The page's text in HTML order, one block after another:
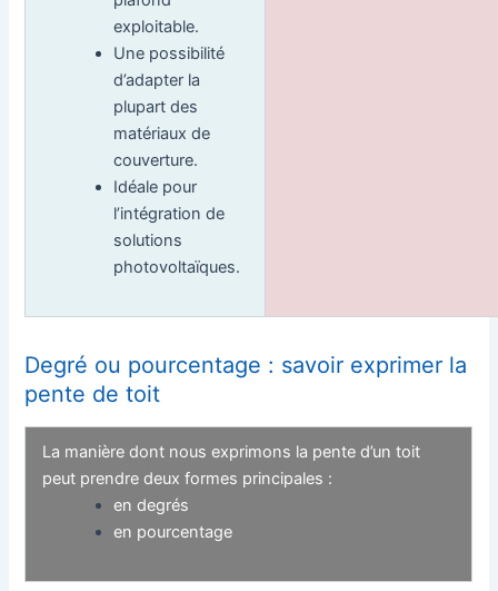
exploitable.
Une possibilité
d’adapter la
plupart des
matériaux de
couverture.
Idéale pour
l’intégration de
solutions
photovoltaïques.
Degré ou pourcentage : savoir exprimer la
pente de toit
La manière dont nous exprimons la pente d’un toit
peut prendre deux formes principales :
en degrés
en pourcentage